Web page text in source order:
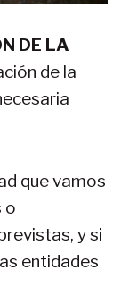
DE LA
de la
que vamos
o
y si
entidades